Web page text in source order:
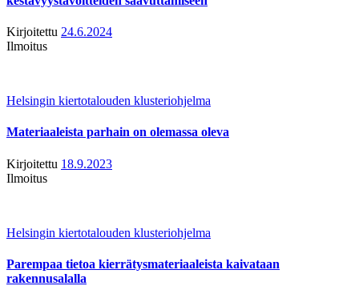
Kirjoitettu 24.6.2024
Ilmoitus
Helsingin kiertotalouden klusteriohjelma
Materiaaleista parhain on olemassa oleva
Kirjoitettu 18.9.2023
Ilmoitus
Helsingin kiertotalouden klusteriohjelma
Parempaa tietoa kierrätysmateriaaleista kaivataan
rakennusalalla